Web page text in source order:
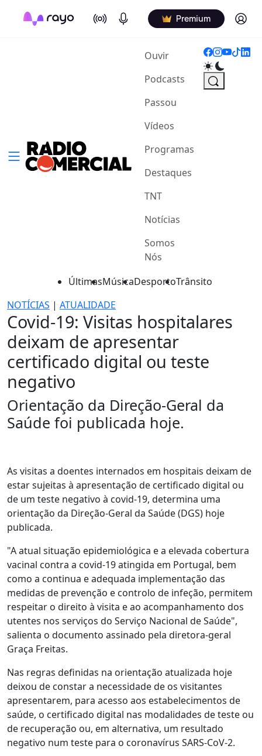
On Air Podcasts Premium Log in
Ouvir(current)
Podcasts
Passou
Vídeos
Programas
Destaques
TNT
Notícias
Somos
Nós
ÚltimasMúsicaDesportoTrânsito
NOTÍCIAS | ATUALIDADE
Covid-19: Visitas hospitalares
deixam de apresentar
certificado digital ou teste
negativo
Orientação da Direção-Geral da
Saúde foi publicada hoje.
As visitas a doentes internados em hospitais deixam de
estar sujeitas à apresentação de certificado digital ou
de um teste negativo à covid-19, determina uma
orientação da Direção-Geral da Saúde (DGS) hoje
publicada.
"A atual situação epidemiológica e a elevada cobertura
vacinal contra a covid-19 atingida em Portugal, bem
como a continua e adequada implementação das
medidas de prevenção e controlo de infeção, permitem
respeitar o direito à visita e ao acompanhamento dos
utentes nos serviços do Serviço Nacional de Saúde",
salienta o documento assinado pela diretora-geral
Graça Freitas.
Nas regras definidas na orientação atualizada hoje
deixou de constar a necessidade de os visitantes
apresentarem, para acesso aos estabelecimentos de
saúde, o certificado digital nas modalidades de teste ou
de recuperação ou, em alternativa, um resultado
negativo num teste para o coronavírus SARS-CoV-2.